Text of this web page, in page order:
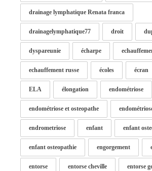
drainage lymphatique Renata franca
drainagelymphatique77 droit
dyspareunie écharpe
echauffement russe écoles écran
ELA élongation endométriose
endométriose et osteopathe
endrometriose enfant enfant
enfant osteopathie engorgement
entorse entorse cheville entorse